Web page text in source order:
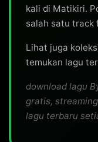
kali di Matikiri.
salah satu track
Lihat juga
temukan lagu
download lagu
gratis,
lagu terbaru